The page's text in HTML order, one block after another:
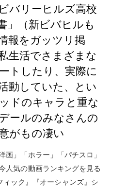
バリーヒルズ高校
」（新ビバヒルも
報をガッツリ掲
生活でさまざまな
トしたり、実際に
動していた、とい
ドのキャラと重な
ールのみなさんの
がもの凄い
画」「ホラー」「パチスロ」
人気の動画ランキングを見る
ック』『オーシャンズ』シ